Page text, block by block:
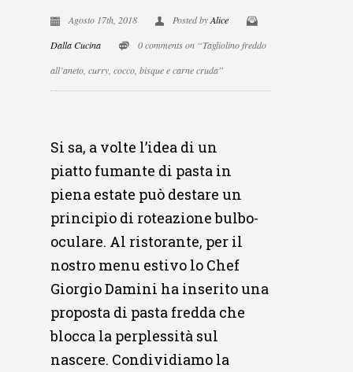
Agosto 17th, 2018 Posted byAlice
Dalla Cucina 0 comments on “Tagliolino freddo
all’aneto, curry, cocco, bisque e carne cruda”
Si sa, a volte l’idea di un
piatto fumante di pasta in
piena estate può destare un
principio di roteazione bulbo-
oculare. Al ristorante, per il
nostro menu estivo lo Chef
Giorgio Damini ha inserito una
proposta di pasta fredda che
blocca la perplessità sul
nascere. Condividiamo la